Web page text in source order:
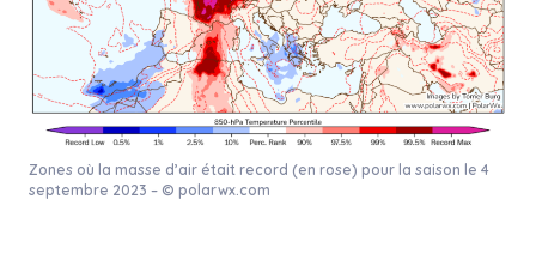
Zones où la masse d’air était record (en rose) pour la saison le 4
septembre 2023 – © polarwx.com